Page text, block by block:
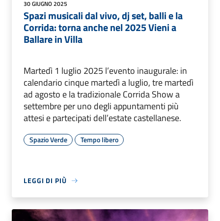
30 GIUGNO 2025
Spazi musicali dal vivo, dj set, balli e la
Corrida: torna anche nel 2025 Vieni a
Ballare in Villa
Martedì 1 luglio 2025 l’evento inaugurale: in
calendario cinque martedì a luglio, tre martedì
ad agosto e la tradizionale Corrida Show a
settembre per uno degli appuntamenti più
attesi e partecipati dell’estate castellanese.
Spazio Verde Tempo libero
LEGGI DI PIÙ